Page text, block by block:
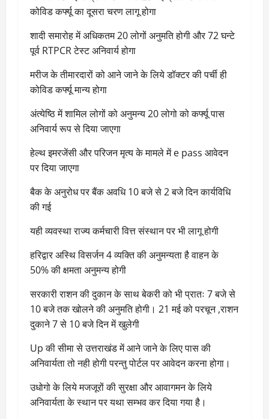
कोविड कर्फ्यू का दूसरा चरण लागू होगा
शादी समारोह में अधिकतम 20 लोगों अनुमति होगी और 72 घन्टे
पूर्व RTPCR टेस्ट अनिवार्य होगा
मरीज के तीमारदारों को आने जाने के लिये डॉक्टर की पर्ची ही
कोविड कर्फ्यू मान्य होगा
अंत्येष्ठि में शामिल लोगों को अनुमन्य 20 लोगो को कर्फ्यू पास
अनिवार्य रूप से दिया जाएगा
हेल्थ इमरजेंसी और परिजन मृत्य के मामले में e pass आवेदन
पर दिया जाएगा
बैक के अनुरोध पर बैंक अवधि 10 बजे से 2 बजे दिन कार्यविधि
की गई
यही व्यवस्था राज्य कर्मचारी वित्त संस्थान पर भी लागू होगी
हरिद्वार अस्थि विसर्जन 4 व्यक्ति की अनुमन्यता है वाहन के
50% की क्षमता अनुमन्य होगी
सरकारी राशन की दुकान के साथ बेकरी को भी प्रातः 7 बजे से
10 बजे तक खोलने की अनुमति होगी। 21 मई को परचून ,राशन
दुकाने 7 से 10 बजे दिन में खुलेगी
Up की सीमा से उत्तराखंड में आने जाने के लिए पास की
अनिवार्यता तो नही होगी परन्तु पोर्टल पर आवेदन करना होगा।
उधोगो के लिये मजजूरों की सुरक्षा और आवागमन के लिये
अनिवार्यता के स्थान पर यथा सम्भव कर दिया गया है।